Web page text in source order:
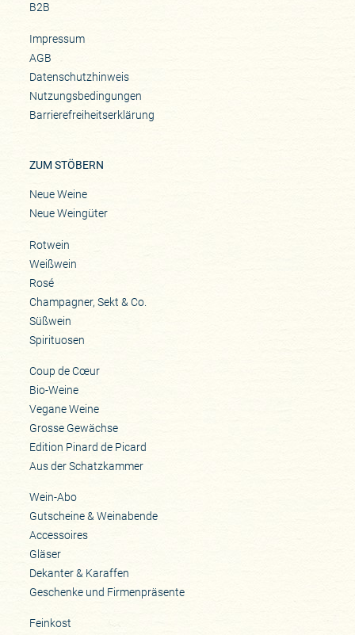
B2B
Impressum
AGB
Datenschutzhinweis
Nutzungsbedingungen
Barrierefreiheitserklärung
ZUM STÖBERN
Neue Weine
Neue Weingüter
Rotwein
Weißwein
Rosé
Champagner, Sekt & Co.
Süßwein
Spirituosen
Coup de Cœur
Bio-Weine
Vegane Weine
Grosse Gewächse
Edition Pinard de Picard
Aus der Schatzkammer
Wein-Abo
Gutscheine & Weinabende
Accessoires
Gläser
Dekanter & Karaffen
Geschenke und Firmenpräsente
Feinkost